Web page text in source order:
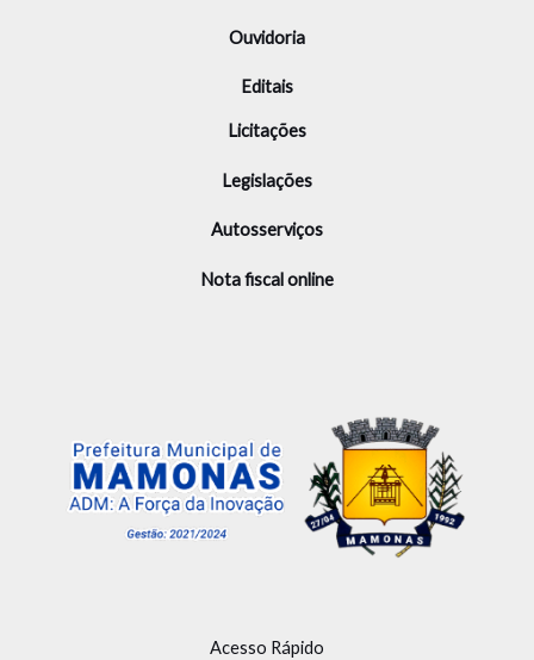
Ouvidoria
Editais
Licitações
Legislações
Autosserviços
Nota fiscal online
Acesso Rápido